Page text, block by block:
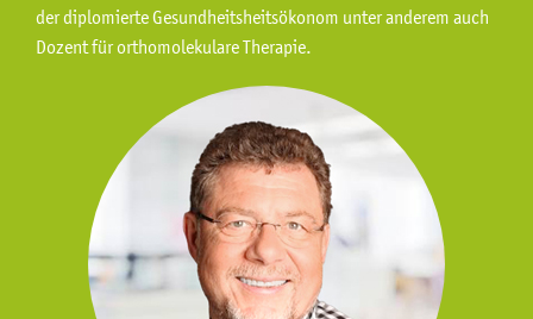
der diplomierte Gesundheitsheitsökonom unter anderem auch
Dozent für orthomolekulare Therapie.